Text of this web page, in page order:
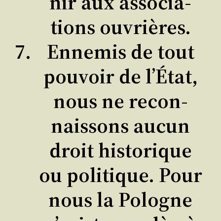
tions ouvrières.
Enne­mis de tout
pou­voir de l’É­tat,
nous ne recon­
nais­sons aucun
droit his­to­rique
ou poli­tique. Pour
nous la Pologne